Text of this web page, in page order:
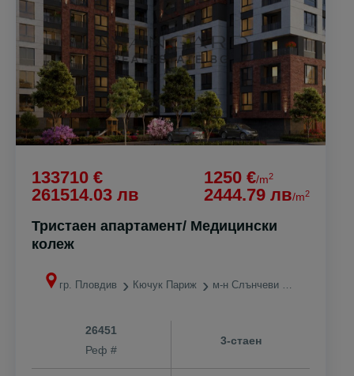
133710 €
261514.03 лв
1250 €/m2
2444.79 лв/m2
Тристаен апартамент/ Медицински
колеж
гр. Пловдив Кючук Париж м-н Слънчеви лъчи
26451
Реф #
3-стаен